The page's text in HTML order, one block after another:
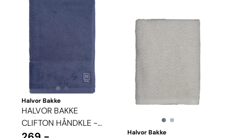
Halvor Bakke
HALVOR BAKKE
CLIFTON HÅNDKLE -
MIDNIGHT BLUE
Halvor Bakke